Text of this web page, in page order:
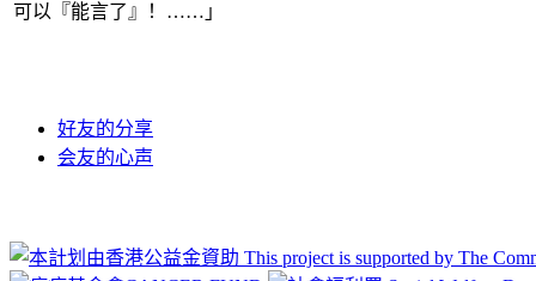
可以『能言了』！……」
好友的分享
会友的心声